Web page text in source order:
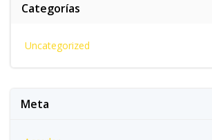
Categorías
Uncategorized
Meta